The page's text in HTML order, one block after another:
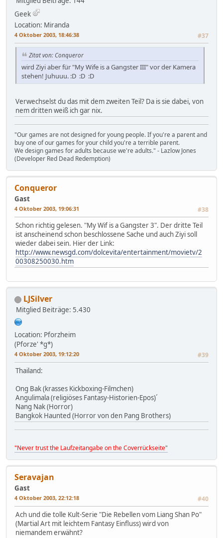
Geek
Location: Miranda
4 Oktober 2003, 18:46:38 #37
Zitat von: Conqueror
wird Ziyi aber für "My Wife is a Gangster III" vor der Kamera
stehen! Juhuuu. :D :D :D
Verwechselst du das mit dem zweiten Teil? Da is sie dabei, von
nem dritten weiß ich gar nix.
"Our games are not designed for young people. If you're a parent and
buy one of our games for your child you're a terrible parent.
We design games for adults because we're adults." - Lazlow Jones
(Developer Red Dead Redemption)
Conqueror
Gast
4 Oktober 2003, 19:06:31 #38
Schon richtig gelesen. "My Wif is a Gangster 3". Der dritte Teil
ist anscheinend schon beschlossene Sache und auch Ziyi soll
wieder dabei sein. Hier der Link:
http://www.newsgd.com/dolcevita/entertainment/movietv/2
00308250030.htm
LJSilver
Mitglied Beiträge: 5.430
Location: Pforzheim
(Pforze' *g*)
4 Oktober 2003, 19:12:20 #39
Thailand:
Ong Bak (krasses Kickboxing-Filmchen)
Angulimala (religiöses Fantasy-Historien-Epos)´
Nang Nak (Horror)
Bangkok Haunted (Horror von den Pang Brothers)
"Never trust the Laufzeitangabe on the Coverrückseite"
Seravajan
Gast
4 Oktober 2003, 22:12:18 #40
Ach und die tolle Kult-Serie "Die Rebellen vom Liang Shan Po"
(Martial Art mit leichtem Fantasy Einfluss) wird von
niemandem erwähnt?